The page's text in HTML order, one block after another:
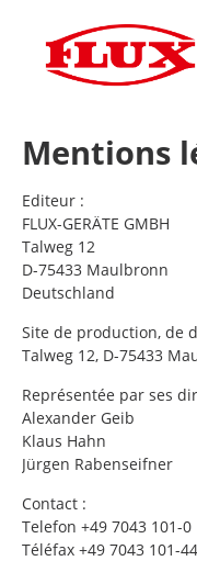
Mentions
Editeur :
FLUX-GERÄTE GMBH
Talweg 12
D-75433 Maulbronn
Deutschland
Site de production, de
Talweg 12, D-75433
Représentée par ses
Alexander Geib
Klaus Hahn
Jürgen Rabenseifner
Contact :
Telefon +49 7043 101-0
Téléfax +49 7043 101-